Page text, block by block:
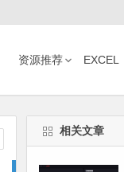
资源推荐 EXCEL
相关文章